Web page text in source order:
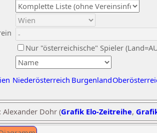
Nur "österreichische" Spieler
Niederösterreich Burgenland
Alexander Dohr (Grafik Elo-Zeitreihe,